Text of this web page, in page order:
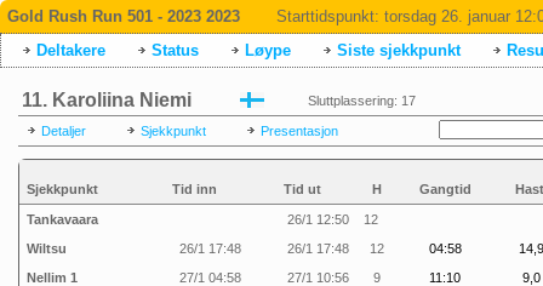
Gold Rush Run 501 - 2023 2023 Starttidspunkt: torsdag 26. januar
Deltakere
Status Løype Siste sjekkpunkt
11. Karoliina Niemi Sluttplassering: 17
Detaljer Sjekkpunkt Presentasjon
Sjekkpunkt Tid inn Tid ut H Gangtid
Tankavaara 26/1 12:50
12
Wiltsu
26/1 17:48 26/1 17:48 12 04:58
Nellim 1
27/1 04:58 27/1 10:56 9 11:10